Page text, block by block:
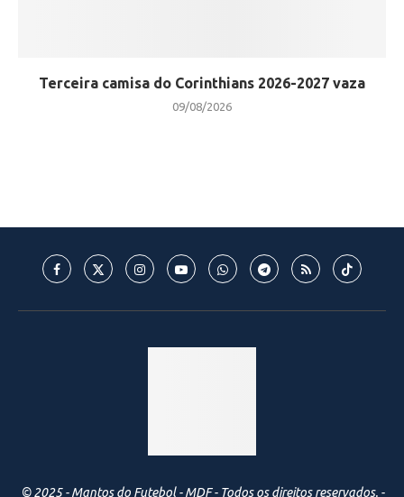
Terceira camisa do Corinthians 2026-2027 vaza
09/08/2026
© 2025 - Mantos do Futebol - MDF - Todos os direitos reservados. -